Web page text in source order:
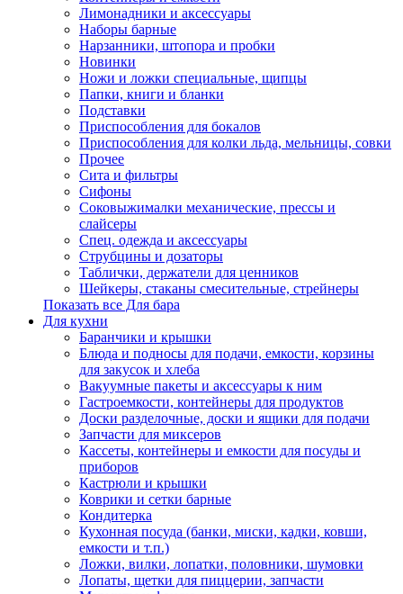
Лимонадники и аксессуары
Наборы барные
Нарзанники, штопора и пробки
Новинки
Ножи и ложки специальные, щипцы
Папки, книги и бланки
Подставки
Приспособления для бокалов
Приспособления для колки льда, мельницы, совки
Прочее
Сита и фильтры
Сифоны
Соковыжималки механические, прессы и
слайсеры
Спец. одежда и аксессуары
Струбцины и дозаторы
Таблички, держатели для ценников
Шейкеры, стаканы смесительные, стрейнеры
Показать все Для бара
Для кухни
Баранчики и крышки
Блюда и подносы для подачи, емкости, корзины
для закусок и хлеба
Вакуумные пакеты и аксессуары к ним
Гастроемкости, контейнеры для продуктов
Доски разделочные, доски и ящики для подачи
Запчасти для миксеров
Кассеты, контейнеры и емкости для посуды и
приборов
Кастрюли и крышки
Коврики и сетки барные
Кондитерка
Кухонная посуда (банки, миски, кадки, ковши,
емкости и т.п.)
Ложки, вилки, лопатки, половники, шумовки
Лопаты, щетки для пиццерии, запчасти